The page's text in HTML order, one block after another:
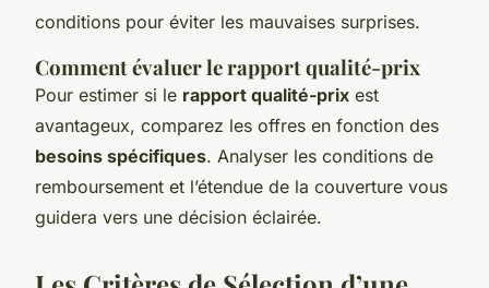
conditions pour éviter les mauvaises surprises.
Comment évaluer le rapport qualité-prix
Pour estimer si le rapport qualité-prix est
avantageux, comparez les offres en fonction des
besoins spécifiques. Analyser les conditions de
remboursement et l’étendue de la couverture vous
guidera vers une décision éclairée.